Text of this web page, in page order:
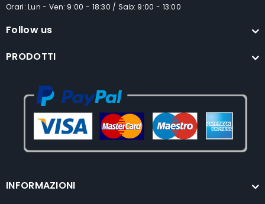
Orari: Lun - Ven: 9:00 - 18:30 / Sab: 9:00 - 13:00
Follow us
PRODOTTI
INFORMAZIONI